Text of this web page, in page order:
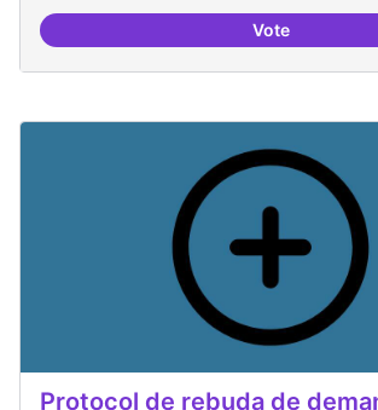
VoteEspai on la
Protocol de rebuda de